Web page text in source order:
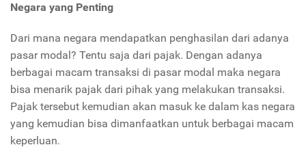
Negara yang Penting
Dari mana negara mendapatkan penghasilan dari adanya
pasar modal? Tentu saja dari pajak. Dengan adanya
berbagai macam transaksi di pasar modal maka negara
bisa menarik pajak dari pihak yang melakukan transaksi.
Pajak tersebut kemudian akan masuk ke dalam kas negara
yang kemudian bisa dimanfaatkan untuk berbagai macam
keperluan.